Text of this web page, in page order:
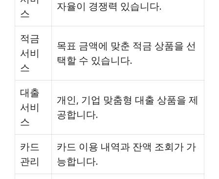
스
자율이 경쟁력 있습니다.
적금
서비
스
목표 금액에 맞춘 적금 상품을 선
택할 수 있습니다.
대출
서비
스
개인, 기업 맞춤형 대출 상품을 제
공합니다.
카드
관리
카드 이용 내역과 잔액 조회가 가
능합니다.